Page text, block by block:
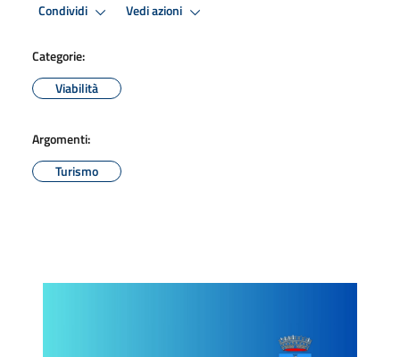
Condividi Vedi azioni
Categorie:
Viabilità
Argomenti:
Turismo